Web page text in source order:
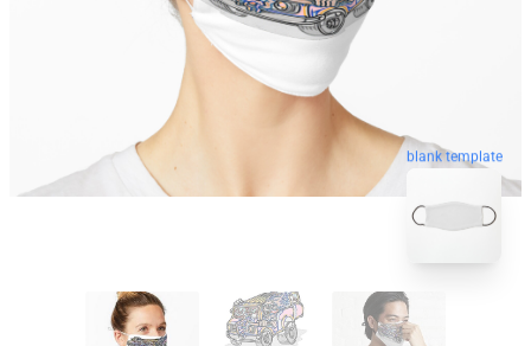
blank template